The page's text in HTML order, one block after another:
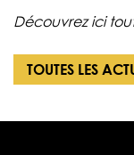
Découvrez ici
TOUTES LES